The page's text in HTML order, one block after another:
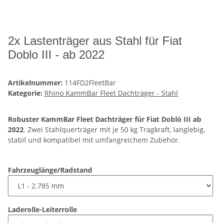
2x Lastenträger aus Stahl für Fiat
Doblo III - ab 2022
Artikelnummer: 114FD2FleetBar
Kategorie: Rhino KammBar Fleet Dachträger - Stahl
Robuster KammBar Fleet Dachträger für Fiat Doblò III ab
2022. Zwei Stahlquerträger mit je 50 kg Tragkraft, langlebig,
stabil und kompatibel mit umfangreichem Zubehör.
Fahrzeuglänge/Radstand
Laderolle-Leiterrolle